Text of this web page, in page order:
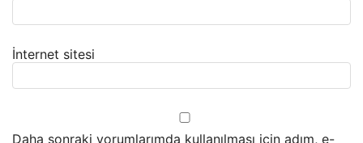
İnternet sitesi
Daha sonraki yorumlarımda kullanılması için adım, e-